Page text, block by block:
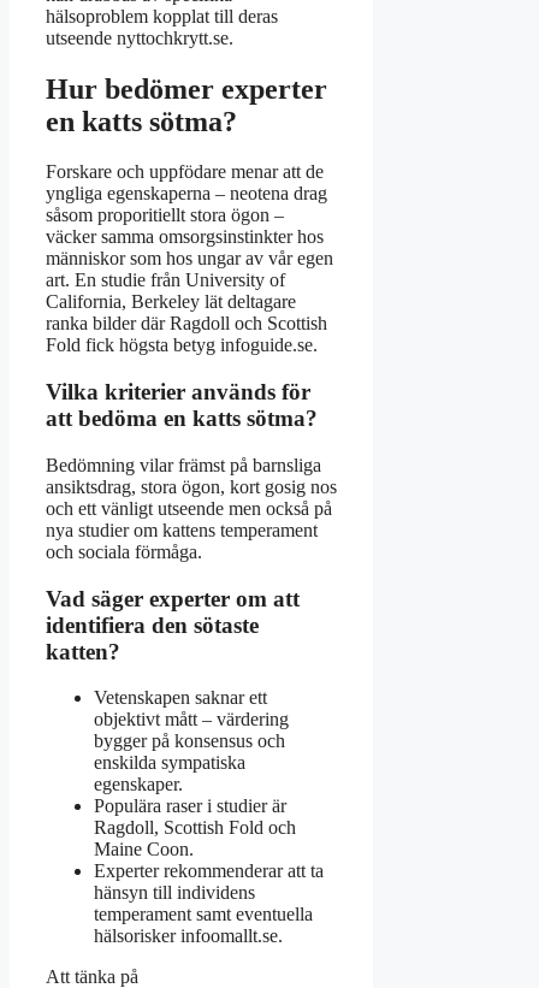
hälsoproblem kopplat till deras
utseende nyttochkrytt.se.
Hur bedömer experter
en katts sötma?
Forskare och uppfödare menar att de
yngliga egenskaperna – neotena drag
såsom proporitiellt stora ögon –
väcker samma omsorgsinstinkter hos
människor som hos ungar av vår egen
art. En studie från University of
California, Berkeley lät deltagare
ranka bilder där Ragdoll och Scottish
Fold fick högsta betyg infoguide.se.
Vilka kriterier används för
att bedöma en katts sötma?
Bedömning vilar främst på barnsliga
ansiktsdrag, stora ögon, kort gosig nos
och ett vänligt utseende men också på
nya studier om kattens temperament
och sociala förmåga.
Vad säger experter om att
identifiera den sötaste
katten?
Vetenskapen saknar ett
objektivt mått – värdering
bygger på konsensus och
enskilda sympatiska
egenskaper.
Populära raser i studier är
Ragdoll, Scottish Fold och
Maine Coon.
Experter rekommenderar att ta
hänsyn till individens
temperament samt eventuella
hälsorisker infoomallt.se.
Att tänka på